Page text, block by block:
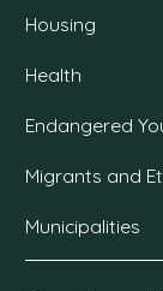
Housing
Health
Endangered
Migrants and
Municipalities